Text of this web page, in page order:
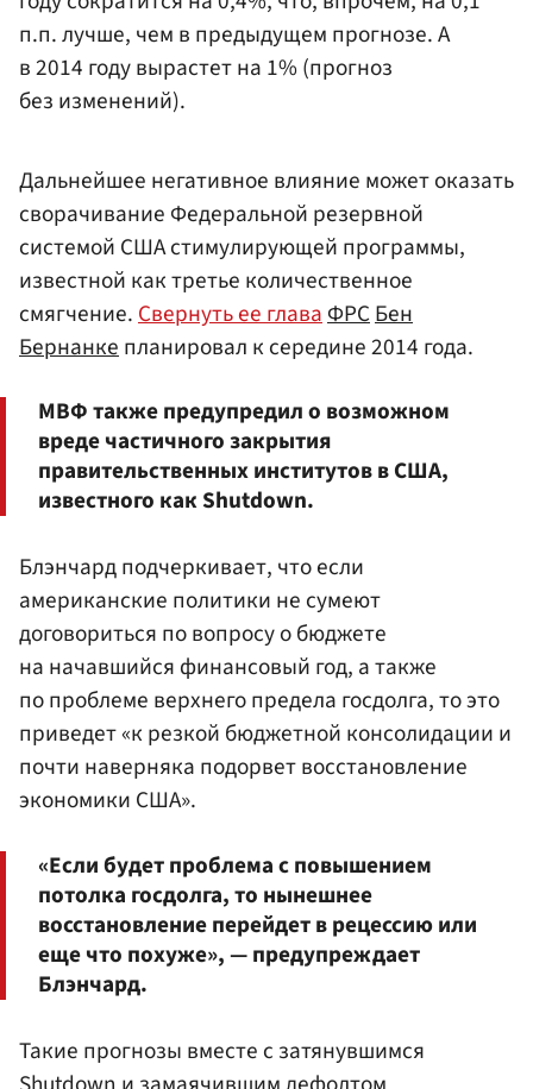
п.п. лучше, чем в предыдущем прогнозе. А
в 2014 году вырастет на 1% (прогноз
без изменений).
Дальнейшее негативное влияние может оказать
сворачивание Федеральной резервной
системой США стимулирующей программы,
известной как третье количественное
смягчение.Свернуть ее главаФРСБен
Бернанкепланировал к середине 2014 года.
МВФ также предупредил о возможном
вреде частичного закрытия
правительственных институтов в США,
известного как Shutdown.
Блэнчард подчеркивает, что если
американские политики не сумеют
договориться по вопросу о бюджете
на начавшийся финансовый год, а также
по проблеме верхнего предела госдолга, то это
приведет «к резкой бюджетной консолидации и
почти наверняка подорвет восстановление
экономики США».
«Если будет проблема с повышением
потолка госдолга, то нынешнее
восстановление перейдет в рецессию или
еще что похуже», — предупреждает
Блэнчард.
Такие прогнозы вместе с затянувшимся